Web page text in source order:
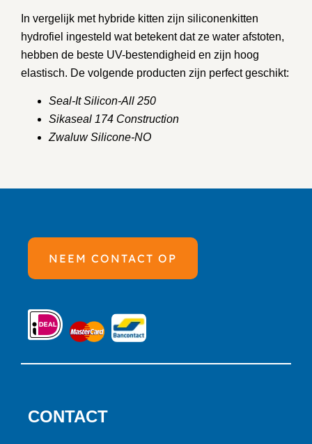
In vergelijk met hybride kitten zijn siliconenkitten
hydrofiel ingesteld wat betekent dat ze water afstoten,
hebben de beste UV-bestendigheid en zijn hoog
elastisch. De volgende producten zijn perfect geschikt:
Seal-It Silicon-All 250
Sikaseal 174 Construction
Zwaluw Silicone-NO
NEEM CONTACT OP
CONTACT